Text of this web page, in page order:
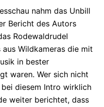
nahm das Unbill
Bericht des Autors
Rodewaldrudel
Wildkameras die mit
in bester
waren. Wer sich nicht
diesem Intro wirklich
weiter berichtet, dass